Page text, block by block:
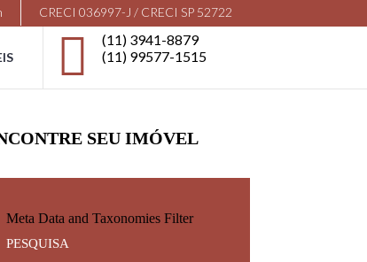
CRECI 036997-J / CRECI SP 52722
(11) 3941-8879
(11) 99577-1515
SEU IMÓVEL
Meta Data and Taxonomies Filter
PESQUISA